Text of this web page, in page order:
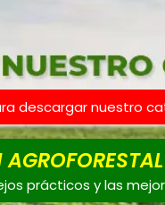
descargar nuestro
AGROFORESTAL
prácticos y las